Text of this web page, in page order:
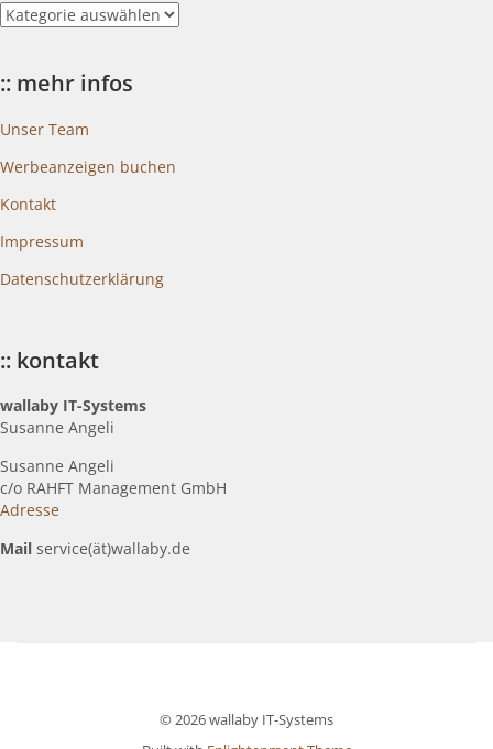
::
blogkategorien
:: mehr infos
Unser Team
Werbeanzeigen buchen
Kontakt
Impressum
Datenschutzerklärung
:: kontakt
wallaby IT-Systems
Susanne Angeli
Susanne Angeli
c/o RAHFT Management GmbH
Adresse
Mail service(ät)wallaby.de
© 2026 wallaby IT-Systems